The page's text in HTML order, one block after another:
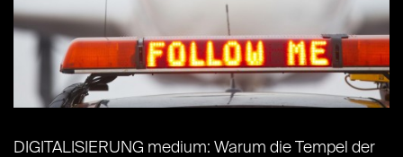
DIGITALISIERUNG medium: Warum die Tempel der